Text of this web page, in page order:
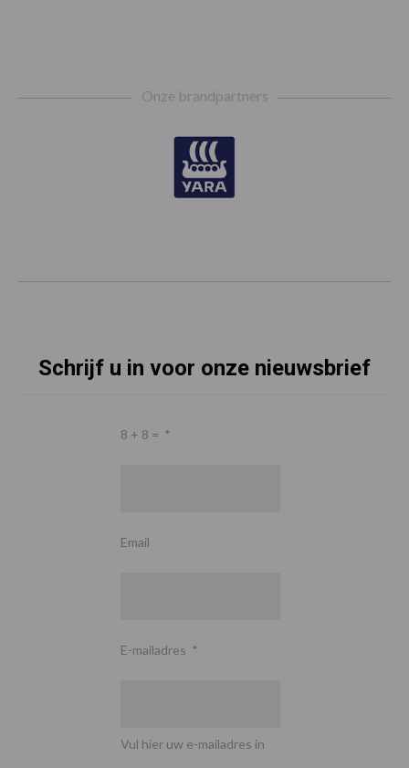
Onze brandpartners
Schrijf u in voor onze nieuwsbrief
8 + 8 = *
Email
E-mailadres *
Vul hier uw e-mailadres in